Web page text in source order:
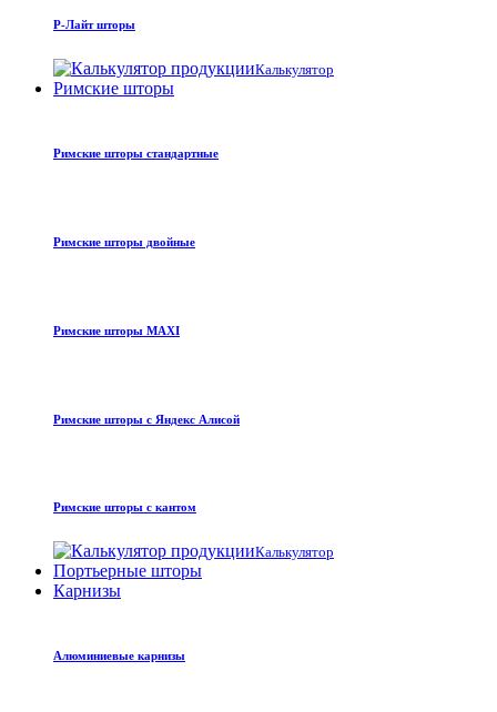
Р-Лайт шторы
Калькулятор
Римские шторы
Римские шторы стандартные
Римские шторы двойные
Римские шторы MAXI
Римские шторы с Яндекс Алисой
Римские шторы с кантом
Калькулятор
Портьерные шторы
Карнизы
Алюминиевые карнизы